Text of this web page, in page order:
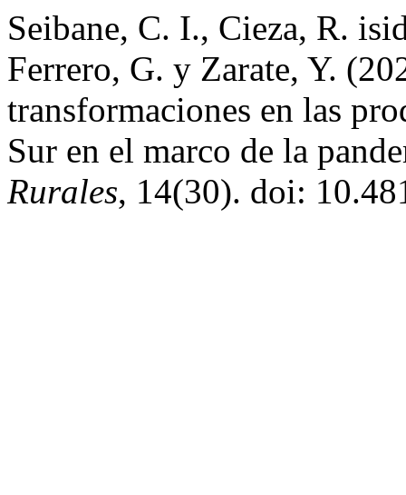
Seibane, C. I., Cieza, R.
Ferrero, G. y Zarate, Y.
transformaciones en las
Sur en el marco de la
Rurales, 14(30). doi: